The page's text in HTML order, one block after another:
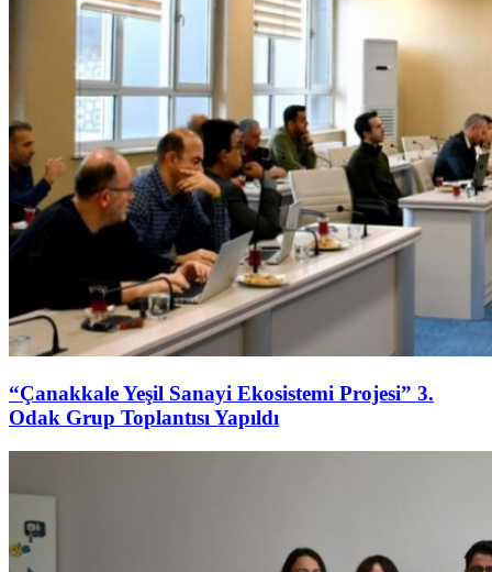
“Çanakkale Yeşil Sanayi Ekosistemi Projesi” 3.
Odak Grup Toplantısı Yapıldı